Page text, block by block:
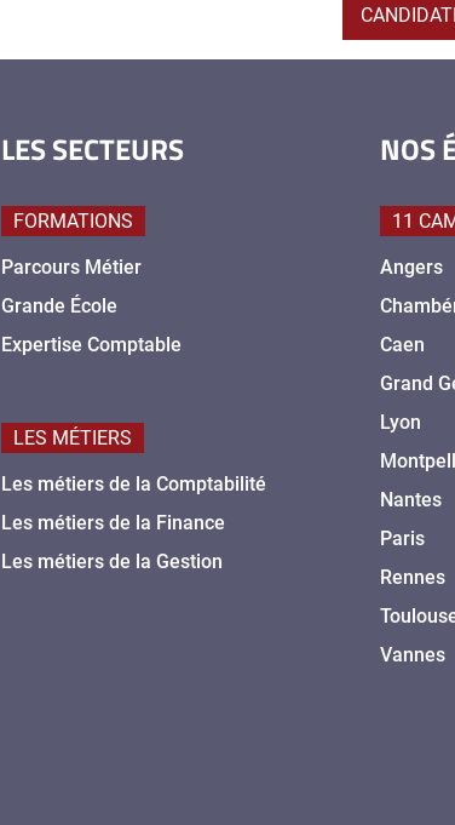
LES SECTEURS
FORMATIONS
Parcours Métier
Grande École
Expertise Comptable
LES MÉTIERS
Les métiers de la Comptabilité
Les métiers de la Finance
Les métiers de la Gestion
NOS
11
Angers
Caen
Grand
Lyon
Nantes
Paris
Rennes
Vannes